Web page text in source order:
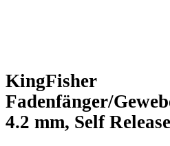
KingFisher
Fadenfänger/
4.2 mm, Self